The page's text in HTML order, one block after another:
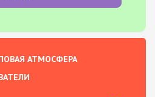
АТМОСФЕРА